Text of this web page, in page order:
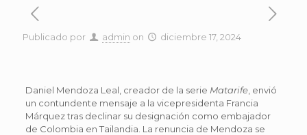
Publicado por admin on diciembre 17, 2024
Daniel Mendoza Leal, creador de la serie Matarife, envió
un contundente mensaje a la vicepresidenta Francia
Márquez tras declinar su designación como embajador
de Colombia en Tailandia. La renuncia de Mendoza se